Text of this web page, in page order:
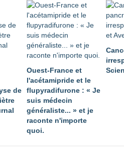
de
Ouest-France et
l'acétamipride et le
flupyradifurone : « Je
suis médecin
généraliste... » et je
raconte n'importe
quoi.